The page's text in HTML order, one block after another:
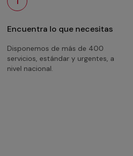
Encuentra lo que necesitas
Disponemos de más de 400
servicios, estándar y urgentes, a
nivel nacional.